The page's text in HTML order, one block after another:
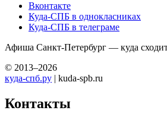
Вконтакте
Куда-СПБ в однокласниках
Куда-СПБ в телеграме
Афиша Санкт-Петербург — куда
© 2013–2026
куда-спб.ру | kuda-spb.ru
Контакты